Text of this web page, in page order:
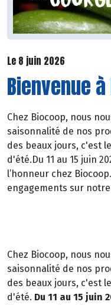
Le 8 juin 2026
Bienvenue
Chez Biocoop, nous
saisonnalité de nos
des beaux jours, c'est
d'été.Du 11 au 15 juin
l’honneur chez
engagements sur
Chez Biocoop, nous
saisonnalité de nos
des beaux jours, c'est
d'été. Du 11 au 15 juin